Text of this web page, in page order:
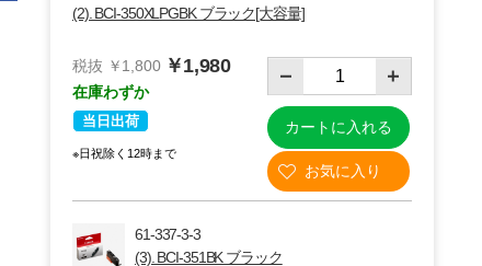
(2). BCI-350XLPGBK ブラック[大容量]
税抜 ￥1,800 ￥1,980
在庫わずか
当日出荷
※日祝除く12時まで
カートに入れる
61-337-3-3
(3). BCI-351BK ブラック